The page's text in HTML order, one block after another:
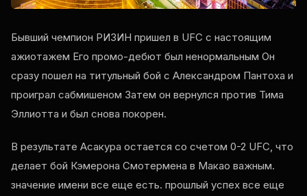
Бывший чемпион РИЗИН пришел в UFC с настоящим
ажиотажем Его промо-дебют был ненормальным Он
сразу пошел на титульный бой с Александром Пантоха и
проиграл сабмишеном Затем он вернулся против Тима
Эллиотта и был снова покорен.
В результате Асакура остается со счетом 0-2 UFC , что
делает бой Кэмерона Смотермена в Макао важным.
значение имени все еще есть. прошлый успех все еще